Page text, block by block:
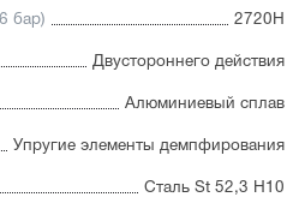
бар) 2720Н
Двустороннего действия
Алюминиевый сплав
Упругие элементы демпфирования
Сталь St 52,3 H10